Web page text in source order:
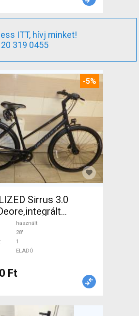
ITT, hívj minket!
319 0455
-5%
Sirrus 3.0
Trekking/cross
használt ELADÓ
használt
28"
1
ELADÓ
Ft